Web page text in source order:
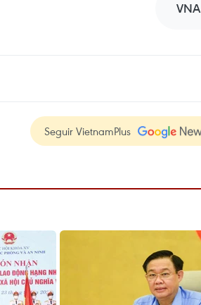
VNA
Seguir VietnamPlus